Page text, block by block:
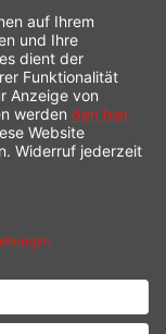
beschrieben